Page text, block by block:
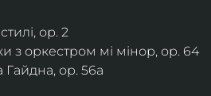
ор. 2
з оркестром мі мінор, ор. 64
Гайдна, ор. 56a